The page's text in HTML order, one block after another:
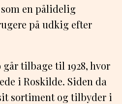
en pålidelig
på udkig efter
tilbage til 1928, hvor
i Roskilde. Siden da
sortiment og tilbyder i